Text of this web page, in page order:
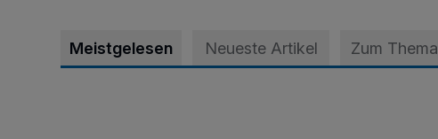
Meistgelesen Neueste Artikel Zum Thema